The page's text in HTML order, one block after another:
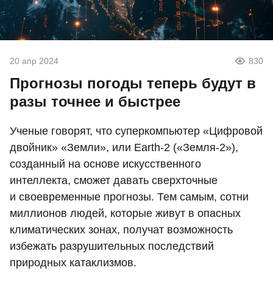
20 апр 2024 830
Прогнозы погоды теперь будут в
разы точнее и быстрее
Ученые говорят, что суперкомпьютер «Цифровой
двойник» «Земли», или Earth-2 («Земля-2»),
созданный на основе искусственного
интеллекта, сможет давать сверхточные
и своевременные прогнозы. Тем самым, сотни
миллионов людей, которые живут в опасных
климатических зонах, получат возможность
избежать разрушительных последствий
природных катаклизмов.